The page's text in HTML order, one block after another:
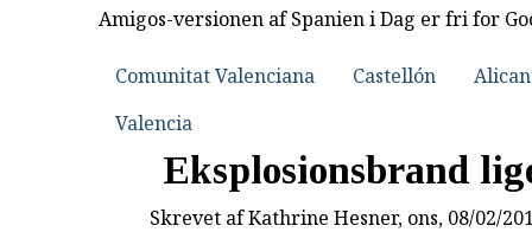
Amigos-versionen af Spanien i Dag er fri for
Comunitat Valenciana Castellón
Valencia
Eksplosionsbrand
Skrevet afKathrine Hesner, ons, 08/02/